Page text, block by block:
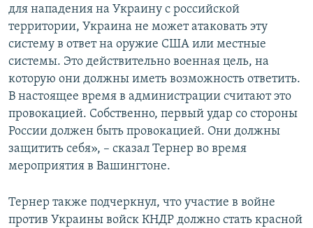
для нападения на Украину с российской
территории, Украина не может атаковать эту
систему в ответ на оружие США или местные
системы. Это действительно военная цель, на
которую они должны иметь возможность ответить.
В настоящее время в администрации считают это
провокацией. Собственно, первый удар со стороны
России должен быть провокацией. Они должны
защитить себя», – сказал Тернер во время
мероприятия в Вашингтоне.
Тернер также подчеркнул, что участие в войне
против Украины войск КНДР должно стать красной